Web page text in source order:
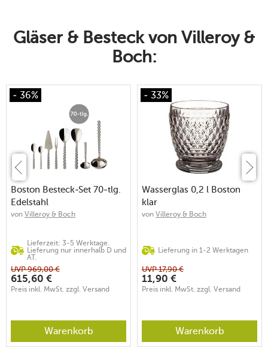
Gläser & Besteck von Villeroy &
Boch:
- 36%
Boston Besteck-Set 70-tlg.
Edelstahl
von Villeroy & Boch
Lieferzeit: 3-5 Werktage.
Lieferung nur innerhalb D und
AT.
UVP969,00 €
615,60 €
Preis inkl. MwSt. zzgl. Versand
Warenkorb
- 33%
Wasserglas 0,2 l Boston
klar
von Villeroy & Boch
Lieferung in 1-2 Werktagen
UVP17,90 €
11,90 €
Preis inkl. MwSt. zzgl. Versand
Warenkorb